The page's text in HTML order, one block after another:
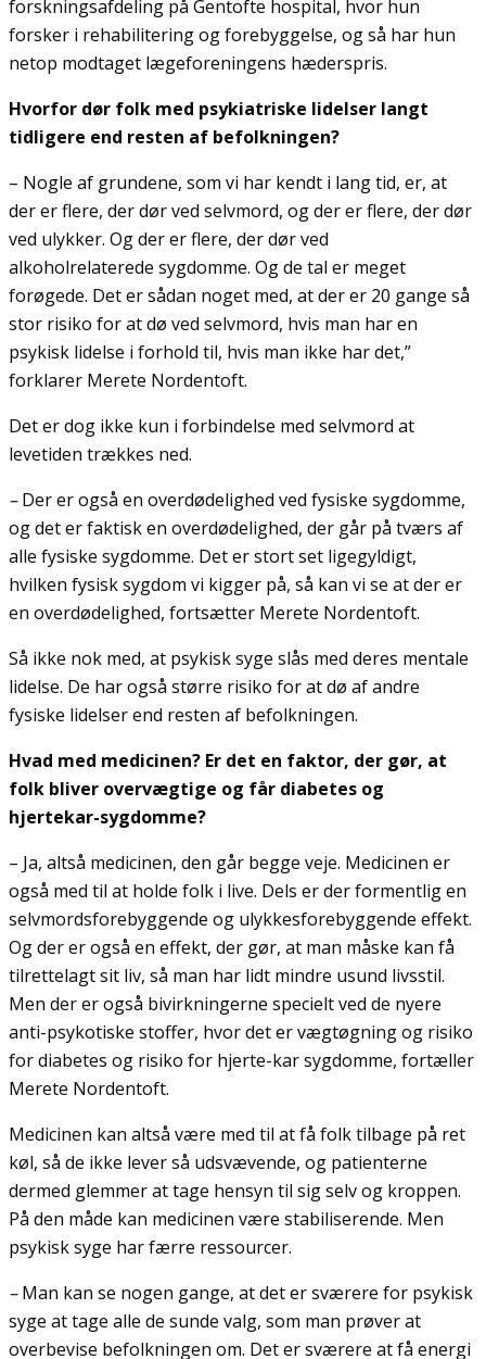
forskningsafdeling på Gentofte hospital, hvor hun
forsker i rehabilitering og forebyggelse, og så har hun
netop modtaget lægeforeningens hæderspris.
Hvorfor dør folk med psykiatriske lidelser langt
tidligere end resten af befolkningen?
– Nogle af grundene, som vi har kendt i lang tid, er, at
der er flere, der dør ved selvmord, og der er flere, der dør
ved ulykker. Og der er flere, der dør ved
alkoholrelaterede sygdomme. Og de tal er meget
forøgede. Det er sådan noget med, at der er 20 gange så
stor risiko for at dø ved selvmord, hvis man har en
psykisk lidelse i forhold til, hvis man ikke har det,”
forklarer Merete Nordentoft.
Det er dog ikke kun i forbindelse med selvmord at
levetiden trækkes ned.
–Der er også en overdødelighed ved fysiske sygdomme,
og det er faktisk en overdødelighed, der går på tværs af
alle fysiske sygdomme. Det er stort set ligegyldigt,
hvilken fysisk sygdom vi kigger på, så kan vi se at der er
en overdødelighed, fortsætter Merete Nordentoft.
Så ikke nok med, at psykisk syge slås med deres mentale
lidelse. De har også større risiko for at dø af andre
fysiske lidelser end resten af befolkningen.
Hvad med medicinen? Er det en faktor, der gør, at
folk bliver overvægtige og får diabetes og
hjertekar-sygdomme?
– Ja, altså medicinen, den går begge veje. Medicinen er
også med til at holde folk i live. Dels er der formentlig en
selvmordsforebyggende og ulykkesforebyggende effekt.
Og der er også en effekt, der gør, at man måske kan få
tilrettelagt sit liv, så man har lidt mindre usund livsstil.
Men der er også bivirkningerne specielt ved de nyere
anti-psykotiske stoffer, hvor det er vægtøgning og risiko
for diabetes og risiko for hjerte-kar sygdomme, fortæller
Merete Nordentoft.
Medicinen kan altså være med til at få folk tilbage på ret
køl, så de ikke lever så udsvævende, og patienterne
dermed glemmer at tage hensyn til sig selv og kroppen.
På den måde kan medicinen være stabiliserende. Men
psykisk syge har færre ressourcer.
–Man kan se nogen gange, at det er sværere for psykisk
syge at tage alle de sunde valg, som man prøver at
overbevise befolkningen om. Det er sværere at få energi